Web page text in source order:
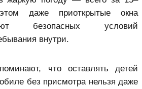
даже приоткрытые окна
безопасных условий
внутри.
что оставлять детей
без присмотра нельзя даже